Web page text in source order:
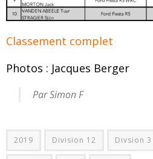
Classement complet
Photos : Jacques Berger
Par Simon F
2019 Division 12 Divsion 3